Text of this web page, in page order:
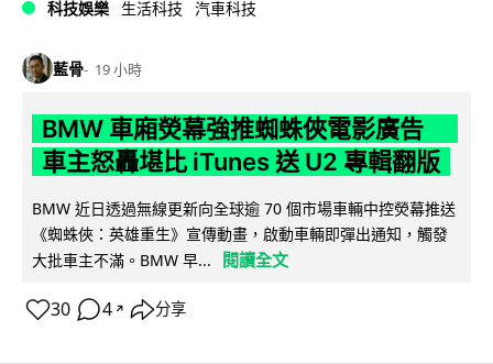
科技娛樂 生活科技 汽車科技
藍骨 19 小時
BMW 車廂熒幕強推蜘蛛俠電影廣告
車主怒轟堪比 iTunes 送 U2 專輯翻版
BMW 近日透過無線更新向全球逾 70 個市場車輛中控熒幕推送
《蜘蛛俠：英雄重生》宣傳動畫，啟動車輛即彈出通知，觸發
大批車主不滿。BMW 早...
閱讀全文
30 4 ↗ 分享